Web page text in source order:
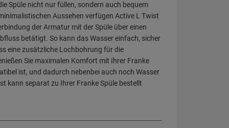
Spüle nicht nur füllen, sondern auch bequem
Aussehen verfügen Active L Twist
der Armatur mit der Spüle über einen
betätigt. So kann das Wasser einfach, sicher
eine zusätzliche Lochbohrung für die
Sie maximalen Komfort mit Ihrer Franke
ist, und dadurch nebenbei auch noch Wasser
kann separat zu Ihrer Franke Spüle bestellt